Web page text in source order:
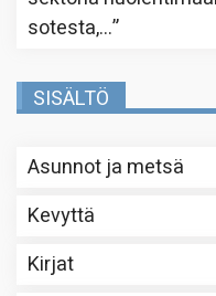
sotesta,…”
SISÄLTÖ
Asunnot ja metsä
Kevyttä
Kirjat